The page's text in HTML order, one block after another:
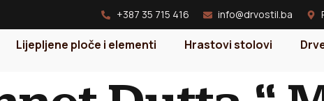
+387 35 715 416 info@drvostil.ba
Lijepljene ploče i elementi Hrastovi stolovi